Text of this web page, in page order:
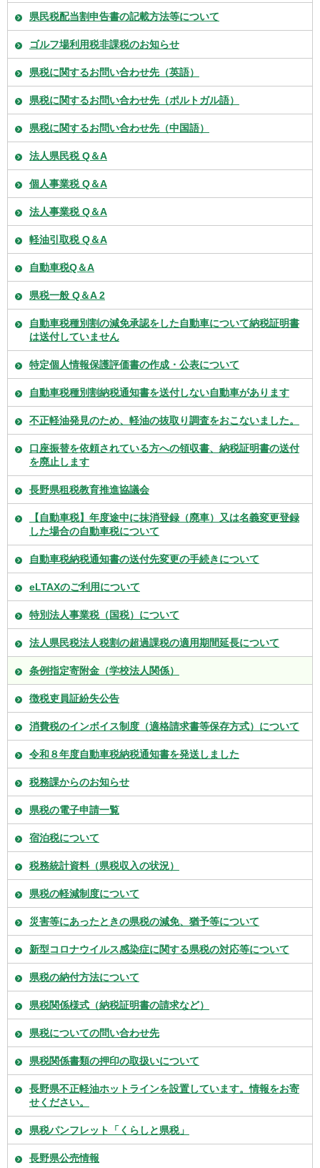
県民税配当割申告書の記載方法等について
ゴルフ場利用税非課税のお知らせ
県税に関するお問い合わせ先（英語）
県税に関するお問い合わせ先（ポルトガル語）
県税に関するお問い合わせ先（中国語）
法人県民税 Q＆A
個人事業税 Q＆A
法人事業税 Q＆A
軽油引取税 Q＆A
自動車税Q＆A
県税一般 Q＆A 2
自動車税種別割の減免承認をした自動車について納税証明書
は送付していません
特定個人情報保護評価書の作成・公表について
自動車税種別割納税通知書を送付しない自動車があります
不正軽油発見のため、軽油の抜取り調査をおこないました。
口座振替を依頼されている方への領収書、納税証明書の送付
を廃止します
長野県租税教育推進協議会
【自動車税】年度途中に抹消登録（廃車）又は名義変更登録
した場合の自動車税について
自動車税納税通知書の送付先変更の手続きについて
eLTAXのご利用について
特別法人事業税（国税）について
法人県民税法人税割の超過課税の適用期間延長について
条例指定寄附金（学校法人関係）
徴税吏員証紛失公告
消費税のインボイス制度（適格請求書等保存方式）について
令和８年度自動車税納税通知書を発送しました
税務課からのお知らせ
県税の電子申請一覧
宿泊税について
税務統計資料（県税収入の状況）
県税の軽減制度について
災害等にあったときの県税の減免、猶予等について
新型コロナウイルス感染症に関する県税の対応等について
県税の納付方法について
県税関係様式（納税証明書の請求など）
県税についての問い合わせ先
県税関係書類の押印の取扱いについて
長野県不正軽油ホットラインを設置しています。情報をお寄
せください。
県税パンフレット「くらしと県税」
長野県公売情報